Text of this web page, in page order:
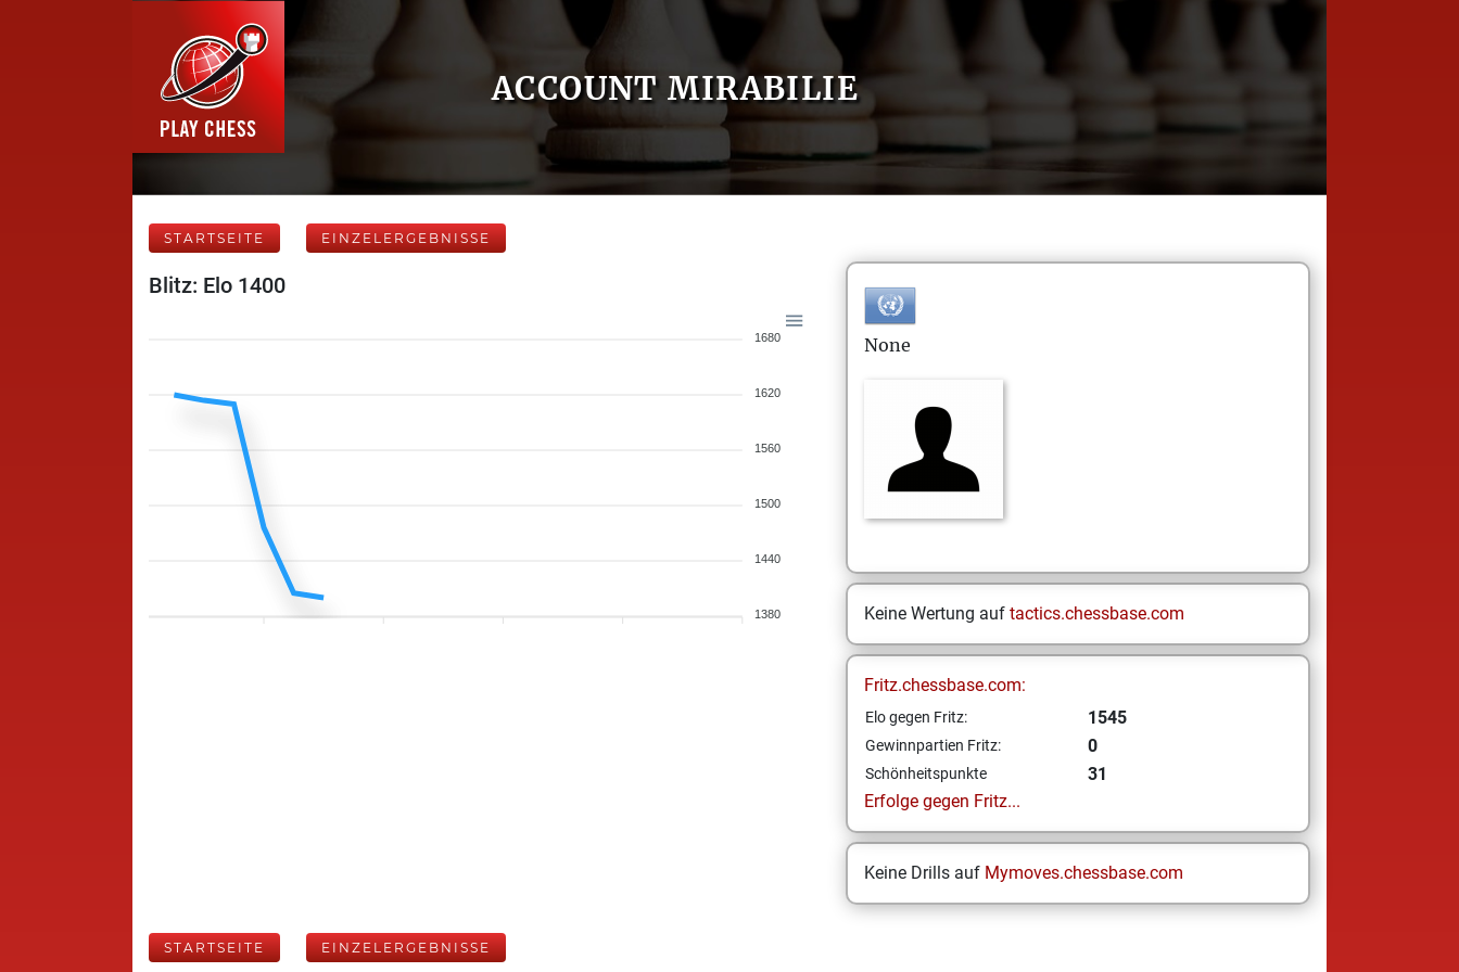
ACCOUNT MIRABILIE
STARTSEITE EINZELERGEBNISSE
Blitz: Elo 1400
1680
1620
1560
1500
1440
1380
None
Keine Wertung auf tactics.chessbase.com
Fritz.chessbase.com:
Elo gegen Fritz: 1545
Gewinnpartien Fritz: 0
Schönheitspunkte
31
Erfolge gegen Fritz...
Keine Drills auf Mymoves.chessbase.com
STARTSEITE EINZELERGEBNISSE